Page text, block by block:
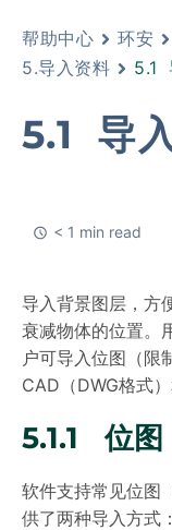
帮助中心 环安
5.导入资料
5.1
5.1 导
< 1 min read
导入背景图层，方
衰减物体的位置。
户可导入位图（限
CAD（DWG格式
5.1.1 位图
软件支持常见位图
供了两种导入方式